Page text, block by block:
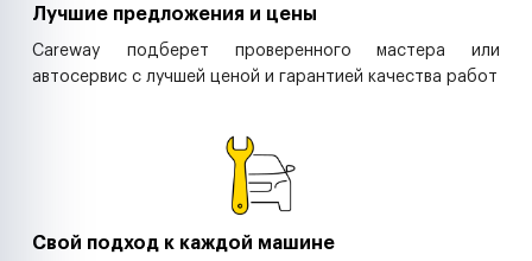
Лучшие предложения и цены
Careway подберет проверенного мастера или
автосервис с лучшей ценой и гарантией качества работ
Свой подход к каждой машине